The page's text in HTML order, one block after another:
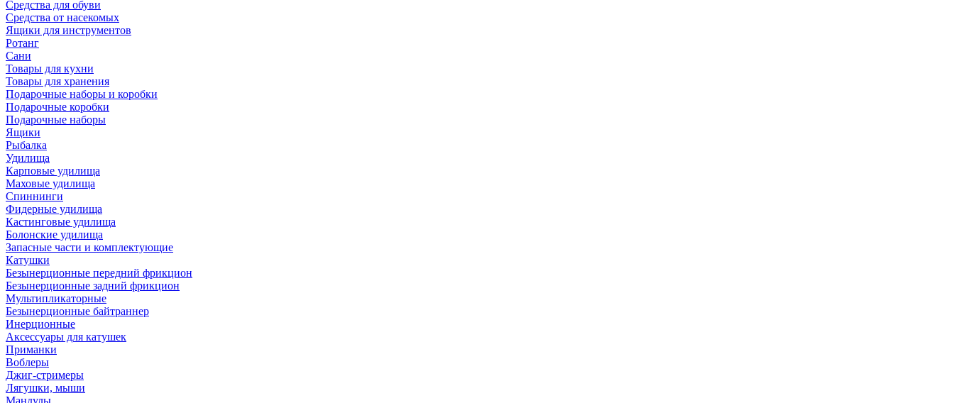
Средства для обуви
Средства от насекомых
Ящики для инструментов
Ротанг
Сани
Товары для кухни
Товары для хранения
Подарочные наборы и коробки
Подарочные коробки
Подарочные наборы
Ящики
Рыбалка
Удилища
Карповые удилища
Маховые удилища
Спиннинги
Фидерные удилища
Кастинговые удилища
Болонские удилища
Запасные части и комплектующие
Катушки
Безынерционные передний фрикцион
Безынерционные задний фрикцион
Мультипликаторные
Безынерционные байтраннер
Инерционные
Аксессуары для катушек
Приманки
Воблеры
Джиг-стримеры
Лягушки, мыши
Мандулы